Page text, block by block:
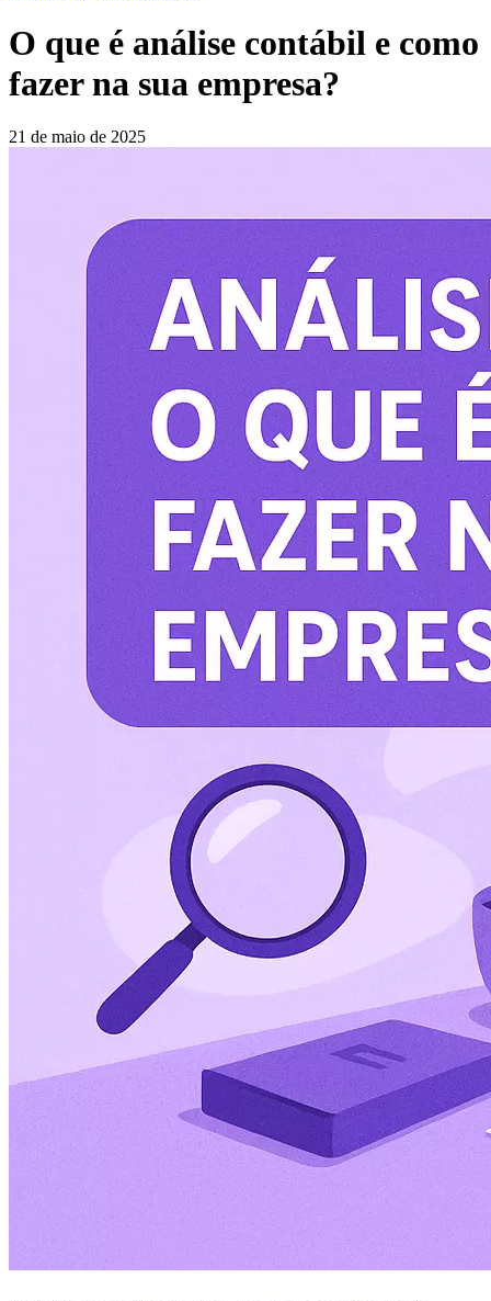
O que é análise contábil e como
fazer na sua empresa?
21 de maio de 2025